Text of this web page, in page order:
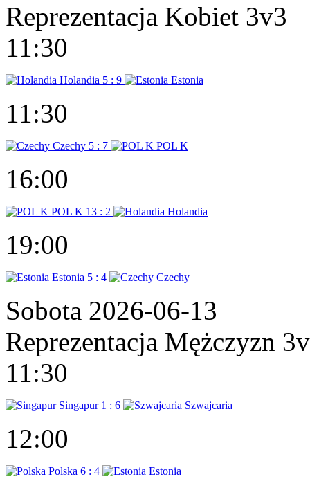
Reprezentacja Kobiet 3v3
11:30
Holandia 5 : 9 Estonia
11:30
Czechy 5 : 7 POL K
16:00
POL K 13 : 2 Holandia
19:00
Estonia 5 : 4 Czechy
Sobota 2026-06-13
Reprezentacja Mężczyzn
11:30
Singapur 1 : 6 Szwajcaria
12:00
Polska 6 : 4 Estonia